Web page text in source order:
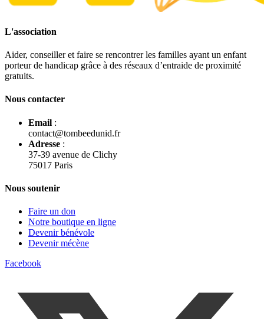
L'association
Aider, conseiller et faire se rencontrer les familles ayant un enfant
porteur de handicap grâce à des réseaux d’entraide de proximité
gratuits.
Nous contacter
Email :
contact@tombeedunid.fr
Adresse :
37-39 avenue de Clichy
75017 Paris
Nous soutenir
Faire un don
Notre boutique en ligne
Devenir bénévole
Devenir mécène
Facebook